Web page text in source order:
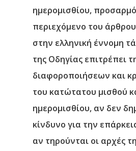
ημερομισθίου,
περιεχόμενο του
στην ελληνική έννομη
της Οδηγίας επιτρέπει
διαφοροποιήσεων και
του κατώτατου μισθού
ημερομισθίου, αν δεν
κίνδυνο για την
αν τηρούνται οι αρχές